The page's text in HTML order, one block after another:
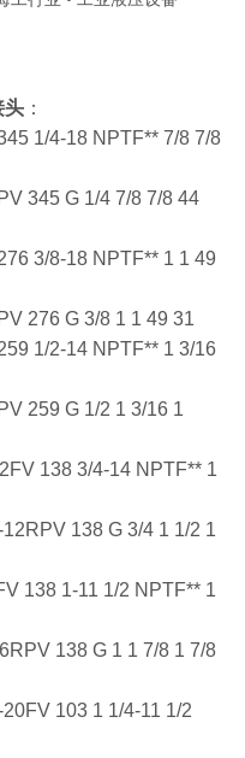
头：
1/4-18 NPTF** 7/8 7/8
345 G 1/4 7/8 7/8 44
3/8-18 NPTF** 1 1 49
276 G 3/8 1 1 49 31
1/2-14 NPTF** 1 3/16
259 G 1/2 1 3/16 1
138 3/4-14 NPTF** 1
138 G 3/4 1 1/2 1
138 1-11 1/2 NPTF** 1
138 G 1 1 7/8 1 7/8
103 1 1/4-11 1/2